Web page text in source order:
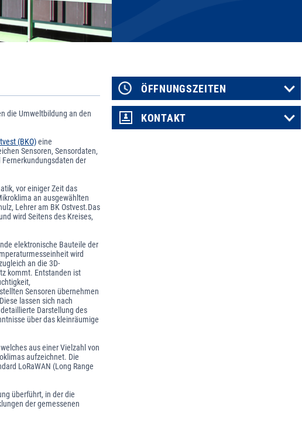
die Umweltbildung an den
(BKO)eine
Sensoren, Sensordaten,
der
vor einiger Zeit das
an ausgewählten
Lehrer am BK Ostvest.Das
wird Seitens des Kreises,
elektronische Bauteile der
wird
an die 3D-
kommt. Entstanden ist
Sensoren übernehmen
lassen sich nach
Darstellung des
über das kleinräumige
aus einer Vielzahl von
aufzeichnet. Die
LoRaWAN (Long Range
überführt, in der die
der gemessenen
ÖFFNUNGSZEITEN
KONTAKT